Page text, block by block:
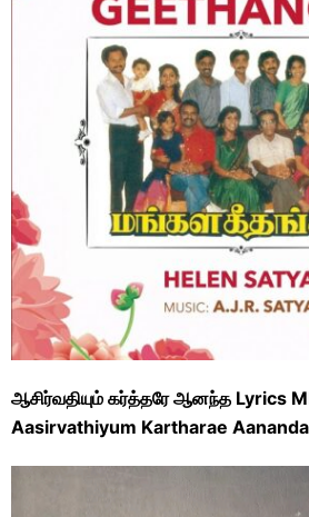
ஆசிர்வதியும் கர்த்தரே ஆனந்த Lyrics
Aasirvathiyum Kartharae